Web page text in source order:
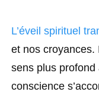
L’éveil spirituel
et nos croyances.
sens plus
conscience